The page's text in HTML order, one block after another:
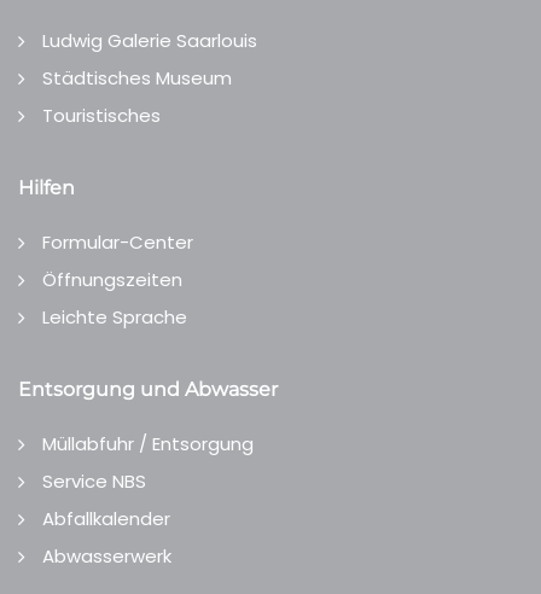
Ludwig Galerie Saarlouis
Städtisches Museum
Touristisches
Hilfen
Formular-Center
Öffnungszeiten
Leichte Sprache
Entsorgung und Abwasser
Müllabfuhr / Entsorgung
Service NBS
Abfallkalender
Abwasserwerk